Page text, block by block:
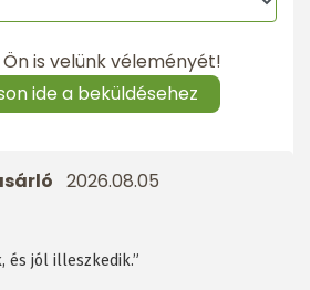
is velünk véleményét!
ide a beküldésehez
2026.08.05
és jól illeszkedik.”